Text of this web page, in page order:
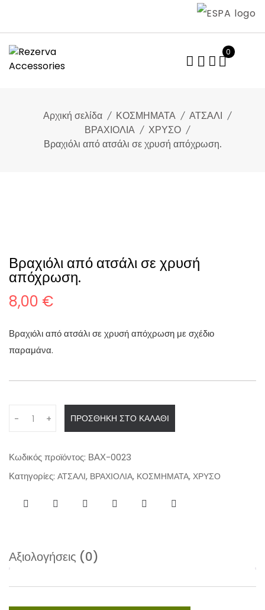
content
0
Αρχική σελίδα ΚΟΣΜΗΜΑΤΑ
ΑΤΣΑΛΙ
ΒΡΑΧΙΟΛΙΑ
ΧΡΥΣΟ
Βραχιόλι από ατσάλι σε χρυσή απόχρωση.
Βραχιόλι από ατσάλι σε χρυσή
απόχρωση.
8,00 €
Βραχιόλι από ατσάλι σε χρυσή απόχρωση με σχέδιο
παραμάνα.
n
i
- + ΠΡΟΣΘΉΚΗ ΣΤΟ ΚΑΛΆΘΙ
Κωδικός προϊόντος: ΒΑΧ-0023
Κατηγορίες: ΑΤΣΑΛΙ, ΒΡΑΧΙΟΛΙΑ, ΚΟΣΜΗΜΑΤΑ, ΧΡΥΣΟ
Αξιολογήσεις (0)